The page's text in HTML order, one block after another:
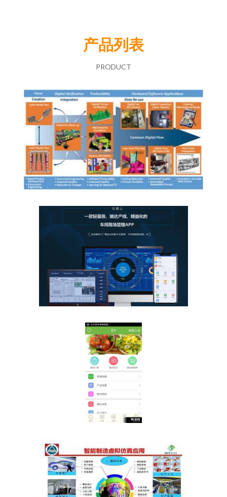
产品列表
PRODUCT